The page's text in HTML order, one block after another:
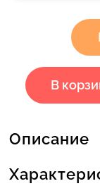
В
Описание